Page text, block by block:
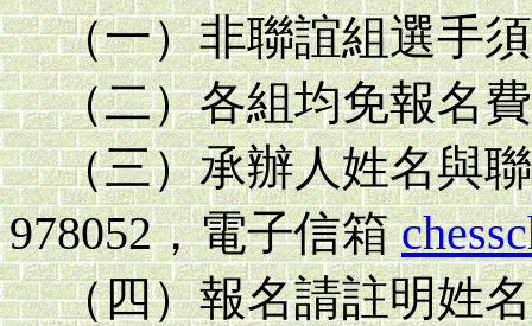
（一）非聯誼組選手須
（二）各組均免報名
（三）承辦人姓名與
978052，電子信箱
（四）報名請註明姓名